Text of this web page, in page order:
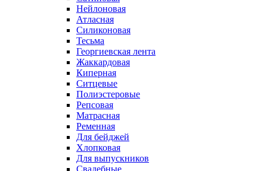
Нейлоновая
Атласная
Силиконовая
Тесьма
Георгиевская лента
Жаккардовая
Киперная
Ситцевые
Полиэстеровые
Репсовая
Матрасная
Ременная
Для бейджей
Хлопковая
Для выпускников
Свадебные